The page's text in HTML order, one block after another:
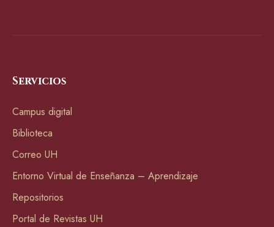
Servicios
Campus digital
Biblioteca
Correo UH
Entorno Virtual de Enseñanza – Aprendizaje
Repositorios
Portal de Revistas UH